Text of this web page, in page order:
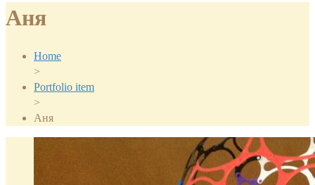
Аня
Home
>
Portfolio item
>
Аня